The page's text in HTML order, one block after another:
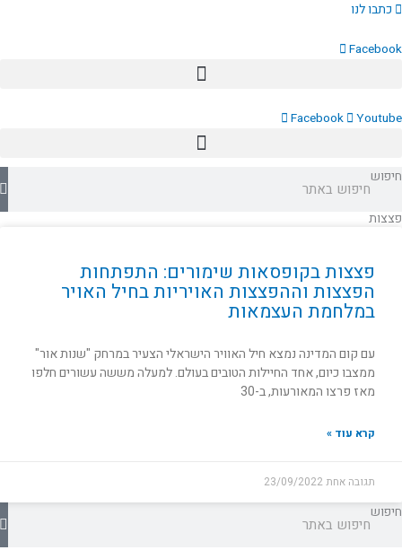
דילוגכתבו לנו
Facebook
Facebook Youtube
חיפוש
פצצות
פצצות בקופסאות שימורים: התפתחות
הפצצות וההפצצות האויריות בחיל האויר
במלחמת העצמאות
עם קום המדינה נמצא חיל האוויר הישראלי הצעיר במרחק "שנות אור"
ממצבו כיום, אחד החיילות הטובים בעולם. למעלה מששה עשורים חלפו
מאז פרצו המאורעות, ב-30
קרא עוד »
תגובה אחת23/09/2022
חיפוש